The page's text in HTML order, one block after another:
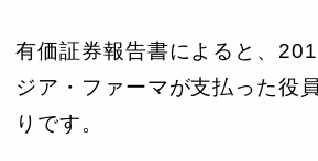
有価証券報告書によると、
ジア・ファーマが支払った役
りです。